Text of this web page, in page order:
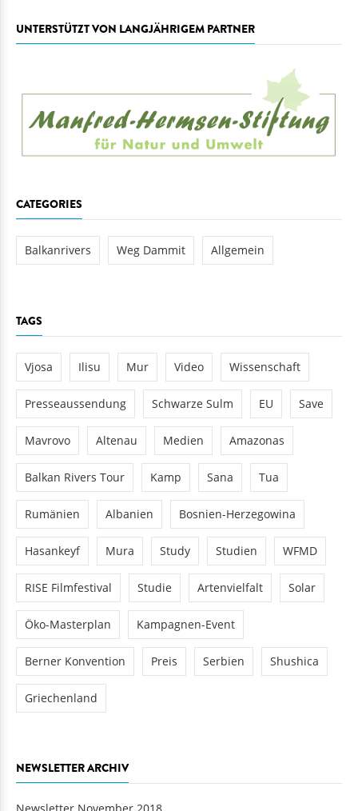
UNTERSTÜTZT VON LANGJÄHRIGEM PARTNER
CATEGORIES
Balkanrivers Weg Dammit Allgemein
TAGS
Vjosa Ilisu Mur Video Wissenschaft
Presseaussendung Schwarze Sulm EU Save
Mavrovo Altenau Medien Amazonas
Balkan Rivers Tour Kamp Sana Tua
Rumänien Albanien Bosnien-Herzegowina
Hasankeyf Mura Study Studien WFMD
RISE Filmfestival Studie Artenvielfalt Solar
Öko-Masterplan Kampagnen-Event
Berner Konvention Preis Serbien Shushica
Griechenland
NEWSLETTER ARCHIV